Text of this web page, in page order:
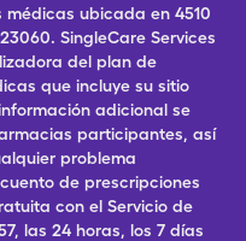
ubicada en 4510
SingleCare Services
del plan de
que incluye su sitio
adicional se
participantes, así
problema
de prescripciones
con el Servicio de
las 24 horas, los 7 días